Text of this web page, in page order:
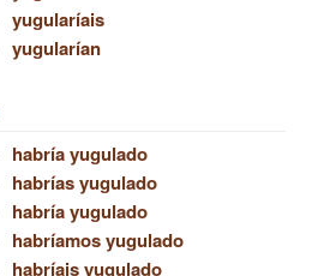
yugularíais
yugularían
habría yugulado
habrías yugulado
habría yugulado
habríamos yugulado
habríais yugulado